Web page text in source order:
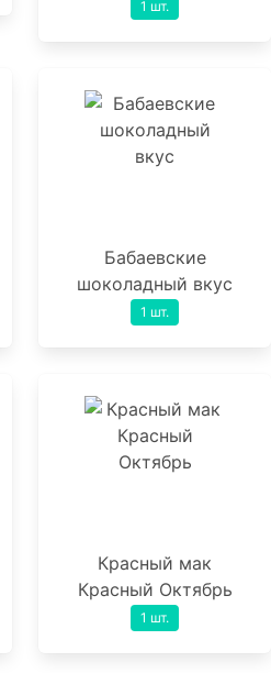
1 шт.
Бабаевские
шоколадный вкус
1 шт.
Красный мак
Красный Октябрь
1 шт.